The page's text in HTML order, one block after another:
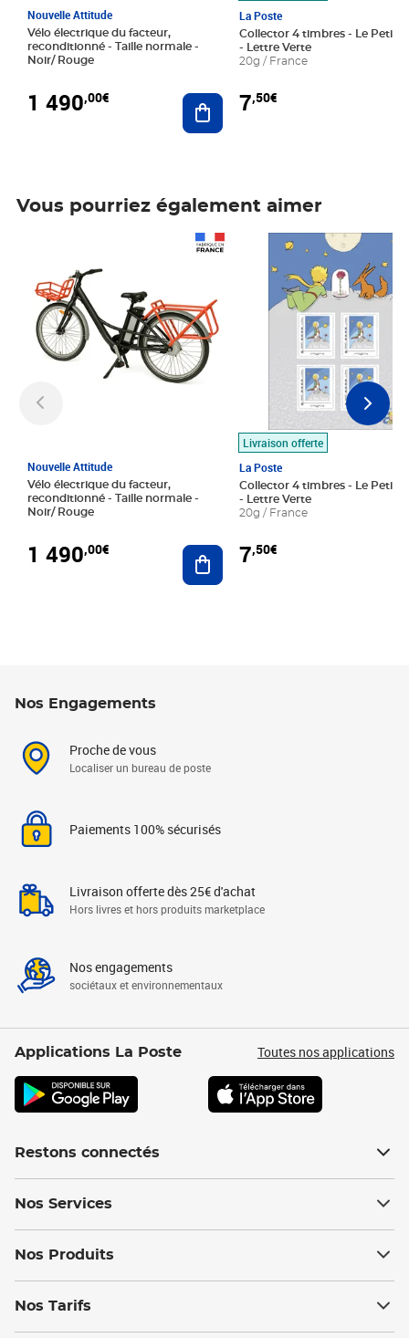
Nouvelle Attitude
Vélo électrique du facteur,
reconditionné - Taille normale -
Noir/ Rouge
1 490,00€ Ajouter au panier
La Poste
Collector 4 timbres - Le Petit
- Lettre Verte
20g / France
7,50€
Vous pourriez également aimer
Nouvelle Attitude
Vélo électrique du facteur,
reconditionné - Taille normale -
Noir/ Rouge
1 490,00€ Ajouter au panier
Livraison offerte
La Poste
Collector 4 timbres - Le Petit
- Lettre Verte
20g / France
7,50€
Prix 7,50€
Nos Engagements
Proche de vous
Localiser un bureau de poste
Paiements 100% sécurisés
Livraison offerte dès 25€ d'achat
Hors livres et hors produits marketplace
Nos engagements
sociétaux et environnementaux
Applications La Poste Toutes nos applications
Restons connectés
Nos Services
Nos Produits
Nos Tarifs